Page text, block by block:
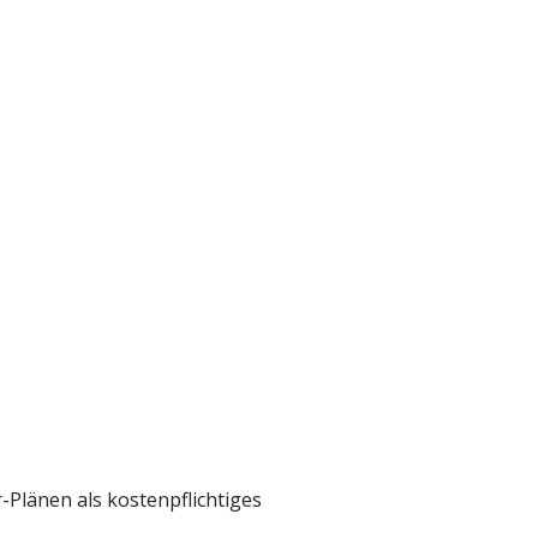
als kostenpflichtiges